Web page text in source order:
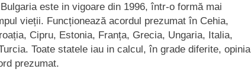
este in vigoare din 1996, într-o formă mai
vieții. Funcționează acordul prezumat în Cehia,
Cipru, Estonia, Franța, Grecia, Ungaria, Italia,
Toate statele iau in calcul, în grade diferite, opinia
prezumat.